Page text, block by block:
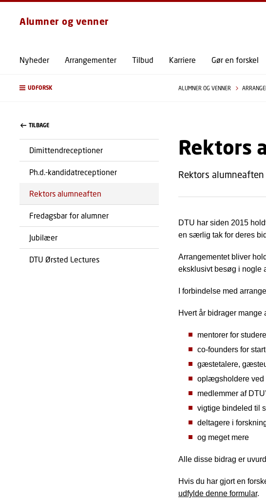
GÅ
Alumner og venner
Nyheder Arrangementer Tilbud Karriere Gør en forskel
UDFORSK ALUMNER OG VENNER
TILBAGE
Dimittendreceptioner
Ph.d.-kandidatreceptioner
Rektors alumneaften
Fredagsbar for alumner
Jubilæer
DTU Ørsted Lectures
Rektors
Rektors
DTU har siden 2015
en særlig tak for deres
Arrangementet bliver
eksklusivt besøg i nogle
I forbindelse med
Hvert år bidrager
mentorer for
co-founders for
gæstetalere,
oplægsholdere ved
medlemmer af
vigtige bindeled til
deltagere i
og meget mere
Alle disse bidrag er
Hvis du har gjort en
udfylde denne formular.